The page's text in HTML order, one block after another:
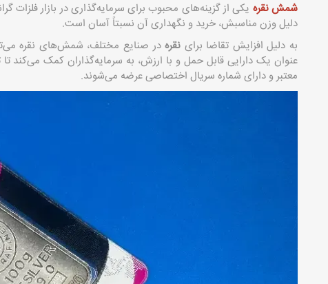
شمش نقره
دلیل وزن مناسبش، خرید و نگهداری آن نسبتاً آسان است.
به دلیل افزایش تقاضا برای نقرهدر صنایع مختلف، شمش‌های نقره
عنوان یک دارایی قابل حمل و با ارزش، به سرمایه‌گذاران کمک می‌کند
معتبر و دارای شماره سریال اختصاصی عرضه می‌شوند.